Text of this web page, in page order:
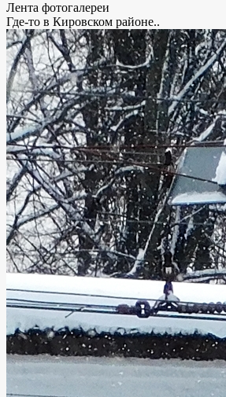
Лента фотогалереи
Где-то в Кировском районе..